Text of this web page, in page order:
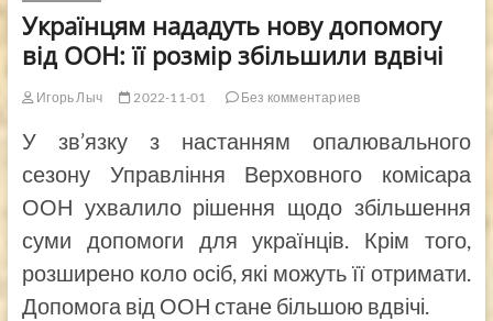
Українцям нададуть нову допомогу
від ООН: її розмір збільшили вдвічі
Игорь Лыч 2022-11-01 Без комментариев
У зв’язку з настанням опалювального
сезону Управління Верховного комісара
ООН ухвалило рішення щодо збільшення
суми допомоги для українців. Крім того,
розширено коло осіб, які можуть її отримати.
Допомога від ООН стане більшою вдвічі.